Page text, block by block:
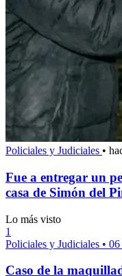
Policiales y Judiciales •
Fue a entregar un
casa de Simón del
Lo más visto
1
Policiales y Judiciales •
Caso de la